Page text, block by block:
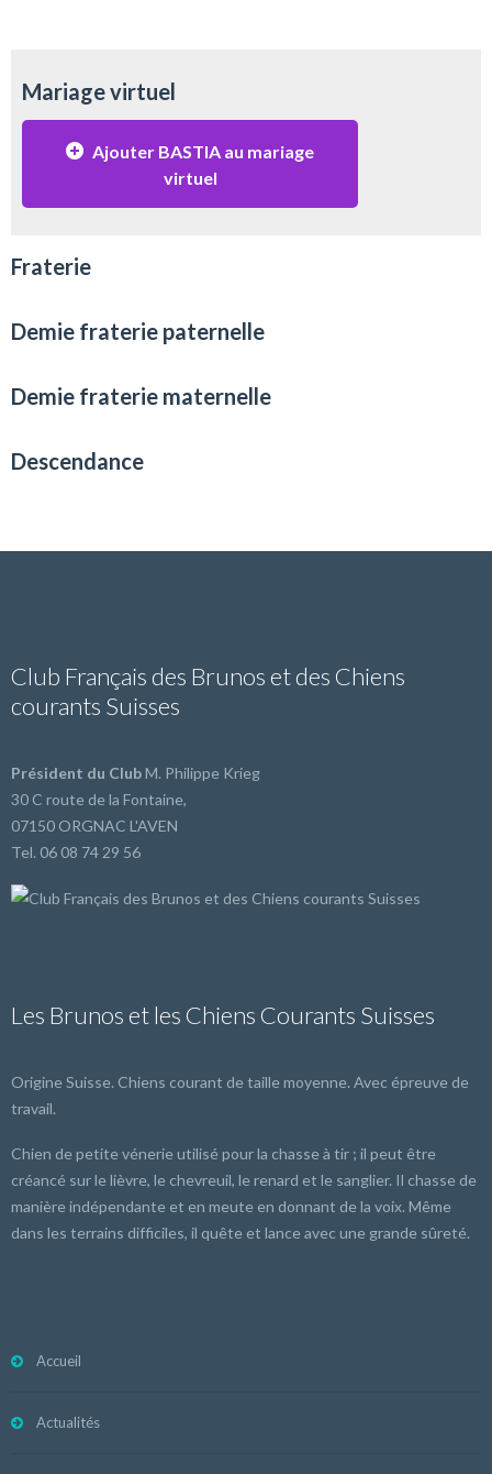
Mariage virtuel
Ajouter BASTIA au mariage
virtuel
Fraterie
Demie fraterie paternelle
Demie fraterie maternelle
Descendance
Club Français des Brunos et des Chiens
courants Suisses
Président du ClubM. Philippe Krieg
30 C route de la Fontaine,
07150 ORGNAC L'AVEN
Tel. 06 08 74 29 56
Les Brunos et les Chiens Courants Suisses
Origine Suisse. Chiens courant de taille moyenne. Avec épreuve de
travail.
Chien de petite vénerie utilisé pour la chasse à tir ; il peut être
créancé sur le lièvre, le chevreuil, le renard et le sanglier. Il chasse de
manière indépendante et en meute en donnant de la voix. Même
dans les terrains difficiles, il quête et lance avec une grande sûreté.
Accueil
Actualités